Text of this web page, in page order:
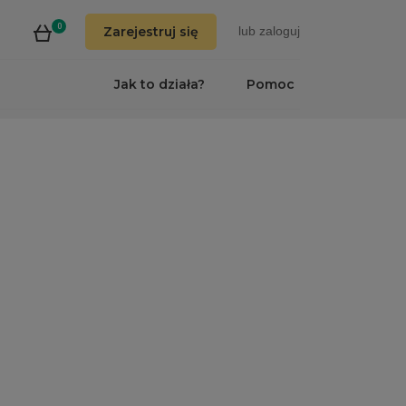
0 Zarejestruj się lub zaloguj
Pomoc
Jak to działa?